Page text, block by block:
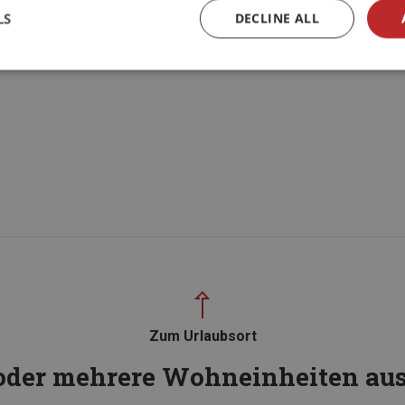
Zum Urlaubsort
mehrere Wohneinheiten
DECLINE ALL